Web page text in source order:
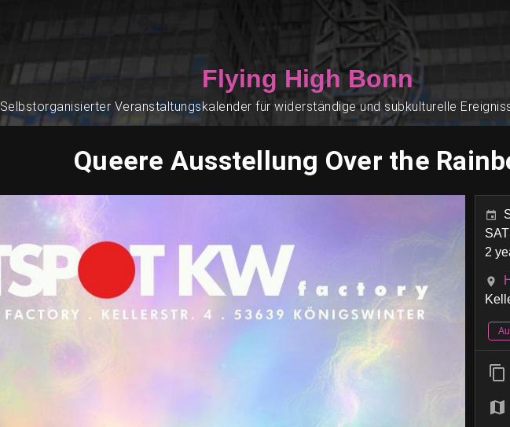
Flying High Bonn
Selbstorganisierter Veranstaltungskalender für widerständige und subkulturelle
Queere Ausstellung Over the
2